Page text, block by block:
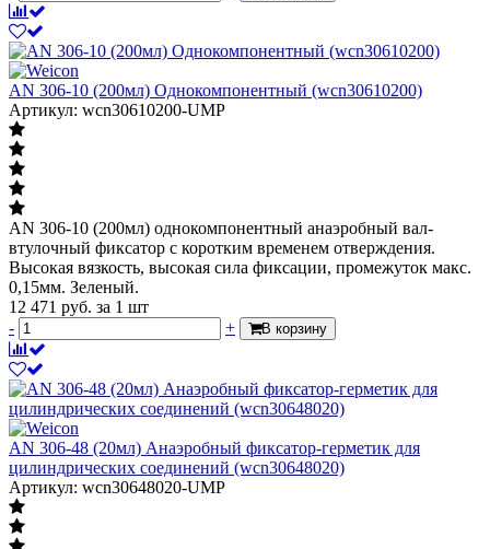
AN 306-10 (200мл) Однокомпонентный (wcn30610200)
Артикул: wcn30610200-UMP
AN 306-10 (200мл) однокомпонентный анаэробный вал-
втулочный фиксатор с коротким временем отверждения.
Высокая вязкость, высокая сила фиксации, промежуток макс.
0,15мм. Зеленый.
12 471 руб. за 1 шт
-
+ В корзину
AN 306-48 (20мл) Анаэробный фиксатор-герметик для
цилиндрических соединений (wcn30648020)
Артикул: wcn30648020-UMP